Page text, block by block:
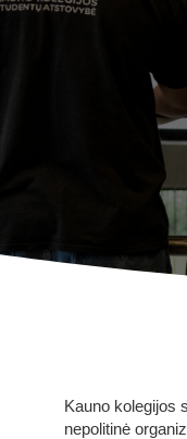
Kauno kolegijos
nepolitinė